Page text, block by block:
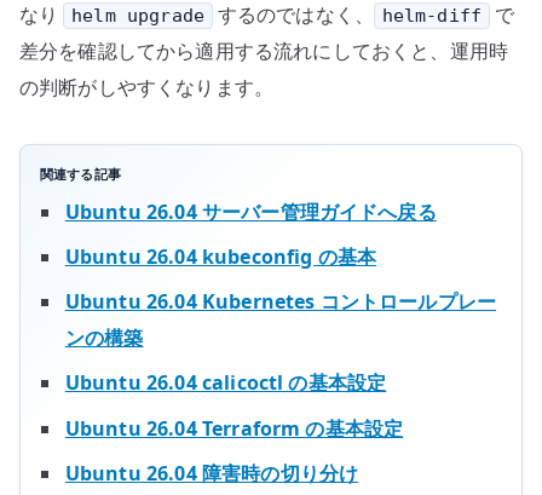
なり
helm upgrade するのではなく、 helm-diff
で
差分を確認してから適用する流れにしておくと、運用時
の判断がしやすくなります。
関連する記事
Ubuntu 26.04 サーバー管理ガイドへ戻る
Ubuntu 26.04 kubeconfig の基本
Ubuntu 26.04 Kubernetes コントロールプレー
ンの構築
Ubuntu 26.04 calicoctl の基本設定
Ubuntu 26.04 Terraform の基本設定
Ubuntu 26.04 障害時の切り分け